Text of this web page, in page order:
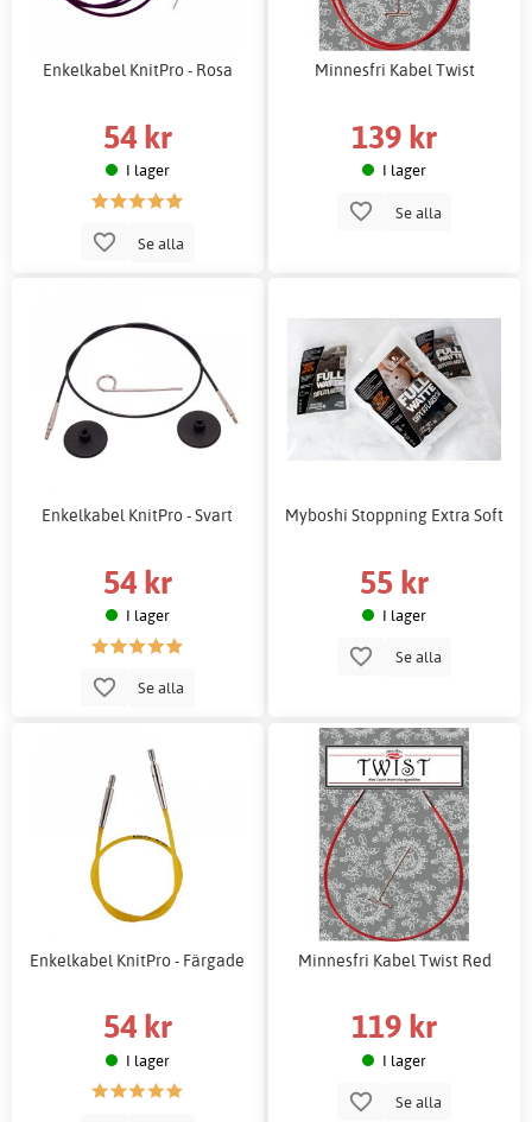
Enkelkabel KnitPro - Rosa
54 kr
I lager
Se alla
Minnesfri Kabel Twist
139 kr
I lager
Se alla
Enkelkabel KnitPro - Svart
54 kr
I lager
Se alla
Myboshi Stoppning Extra Soft
55 kr
I lager
Se alla
Enkelkabel KnitPro - Färgade
54 kr
I lager
Minnesfri Kabel Twist Red
119 kr
I lager
Se alla